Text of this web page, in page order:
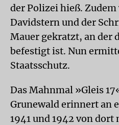
der Polizei hieß.
Davidstern und der
Mauer gekratzt, an der
befestigt ist. Nun
Staatsschutz.
Das Mahnmal »Gleis
Grunewald erinnert an
1941 und 1942 von dort